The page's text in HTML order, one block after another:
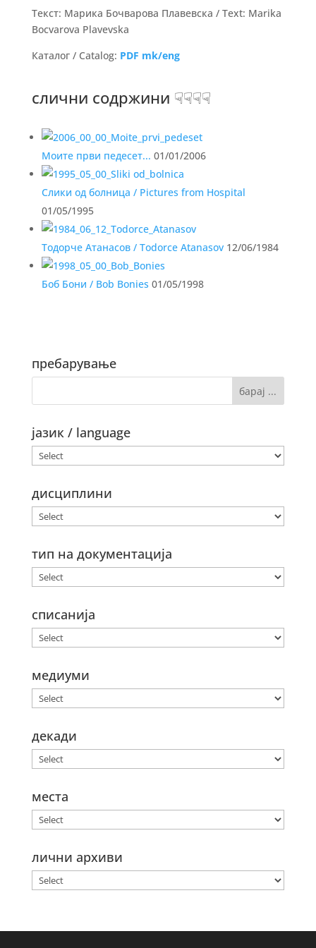
Текст: Марика Бочварова Плавевска / Text: Marika
Bocvarova Plavevska
Каталог / Catalog: PDF mk/eng
слични содржини ☟☟☟☟
Моите први педесет... 01/01/2006
Слики од болница / Pictures from Hospital
01/05/1995
Тодорче Атанасов / Todorce Atanasov12/06/1984
Боб Бони / Bob Bonies 01/05/1998
пребарување
јазик / language
дисциплини
тип на документација
списанија
медиуми
декади
места
лични архиви